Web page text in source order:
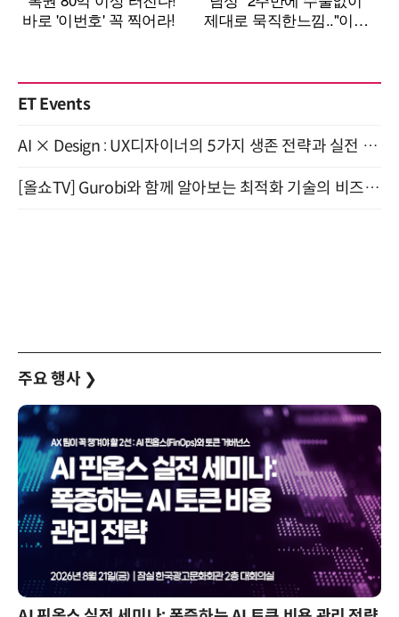
ET Events
AI × Design : UX디자이너의 5가지 생존 전략과 실전 대응 8월 28일 개최
[올쇼TV] Gurobi와 함께 알아보는 최적화 기술의 비즈니스 활용 (8월 20일 생방송)
주요 행사 ❯